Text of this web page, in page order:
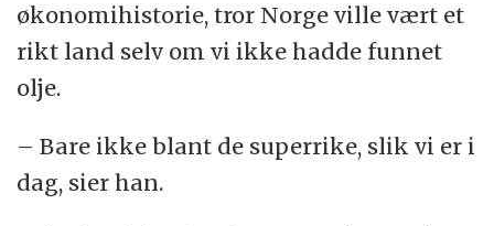
økonomihistorie, tror Norge ville vært et
rikt land selv om vi ikke hadde funnet
olje.
– Bare ikke blant de superrike, slik vi er i
dag, sier han.